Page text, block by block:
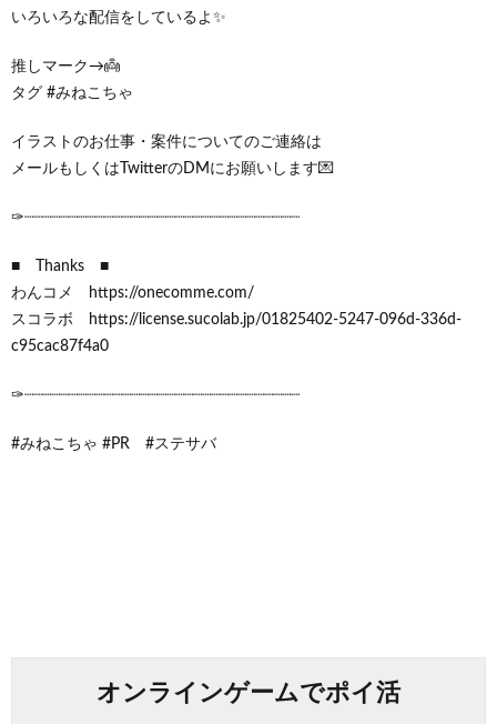
いろいろな配信をしているよ✨
推しマーク→👼
タグ #みねこちゃ
イラストのお仕事・案件についてのご連絡は
メールもしくはTwitterのDMにお願いします💌
✑┈┈┈┈┈┈┈┈┈┈┈┈┈┈┈┈┈┈┈┈┈┈┈┈┈┈┈┈┈┈┈
■ Thanks ■
わんコメ https://onecomme.com/
スコラボ https://license.sucolab.jp/01825402-5247-096d-336d-
c95cac87f4a0
✑┈┈┈┈┈┈┈┈┈┈┈┈┈┈┈┈┈┈┈┈┈┈┈┈┈┈┈┈┈┈┈
#みねこちゃ #PR #ステサバ
オンラインゲームでポイ活